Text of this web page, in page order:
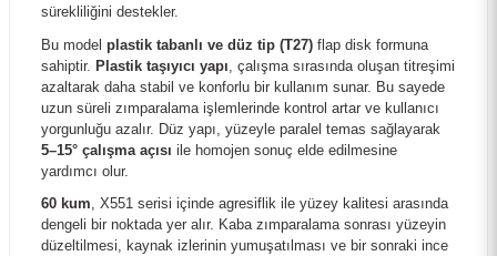
sürekliliğini destekler.
Bu model plastik tabanlı ve düz tip (T27) flap disk formuna
sahiptir. Plastik taşıyıcı yapı , çalışma sırasında oluşan titreşimi
azaltarak daha stabil ve konforlu bir kullanım sunar. Bu sayede
uzun süreli zımparalama işlemlerinde kontrol artar ve kullanıcı
yorgunluğu azalır. Düz yapı, yüzeyle paralel temas sağlayarak
5–15° çalışma açısı ile homojen sonuç elde edilmesine
yardımcı olur.
60 kum, X551 serisi içinde agresiflik ile yüzey kalitesi arasında
dengeli bir noktada yer alır. Kaba zımparalama sonrası yüzeyin
düzeltilmesi, kaynak izlerinin yumuşatılması ve bir sonraki ince